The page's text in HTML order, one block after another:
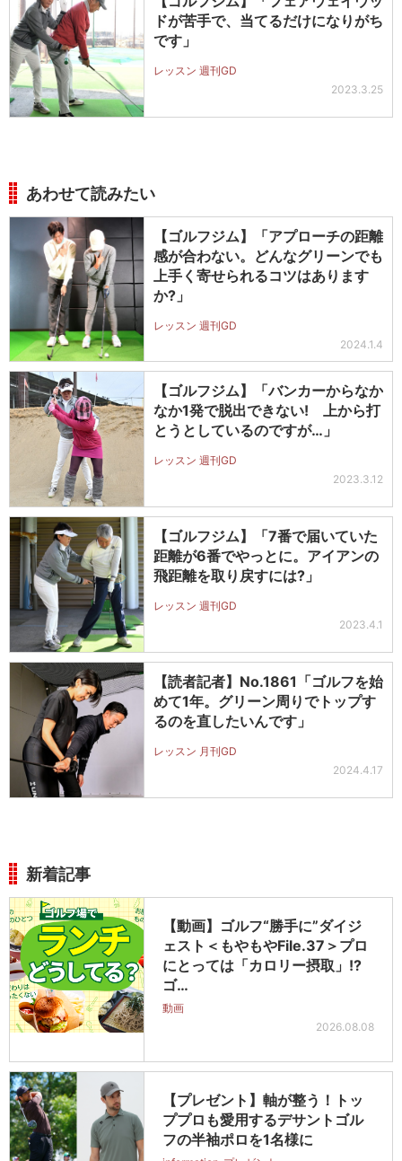
ドが苦手で、当てるだけになりがち
です」
レッスン 週刊GD
2023.3.25
あわせて読みたい
【ゴルフジム】「アプローチの距離
感が合わない。どんなグリーンでも
上手く寄せられるコツはあります
か?」
レッスン 週刊GD
2024.1.4
【ゴルフジム】「バンカーからなか
なか1発で脱出できない! 上から打
とうとしているのですが…」
レッスン 週刊GD
2023.3.12
【ゴルフジム】「7番で届いていた
距離が6番でやっとに。アイアンの
飛距離を取り戻すには?」
レッスン 週刊GD
2023.4.1
【読者記者】No.1861「ゴルフを始
めて1年。グリーン周りでトップす
るのを直したいんです」
レッスン 月刊GD
2024.4.17
新着記事
【動画】ゴルフ“勝手に”ダイジ
ェスト＜もやもやFile.37＞プロ
にとっては「カロリー摂取」!?
ゴ…
動画
2026.08.08
【プレゼント】軸が整う！トッ
ププロも愛用するデサントゴル
フの半袖ポロを1名様に